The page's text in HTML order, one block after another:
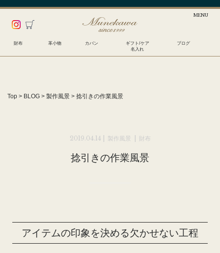
財布 革小物 カバン
ギフト/ケア
名入れ
ブログ
Top > BLOG > 製作風景 > 捻引きの作業風景
2019.04.14 | 製作風景 財布
捻引きの作業風景
アイテムの印象を決める欠かせない工程